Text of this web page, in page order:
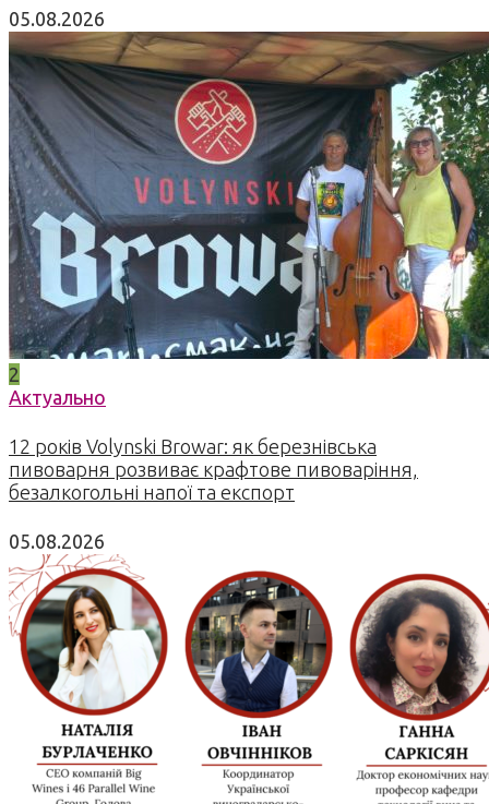
05.08.2026
2
Актуально
12 років Volynski Browar: як березнівська
пивоварня розвиває крафтове пивоваріння,
безалкогольні напої та експорт
05.08.2026